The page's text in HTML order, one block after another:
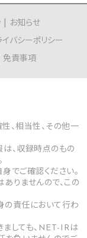
お知らせ
イバシーポリシー
免責事項
、相当性、その他一
、収録時点のもの
でご確認ください。
りませんので、この
の責任において行わ
しても、NET-IRは